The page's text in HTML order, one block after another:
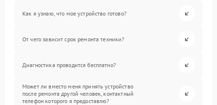
Как я узнаю, что мое устройство готово?
От чего зависит срок ремонта техники?
Диагностика проводится бесплатно?
Может ли вместо меня принять устройство
после ремонта другой человек, контактный
телефон которого я предоставлю?